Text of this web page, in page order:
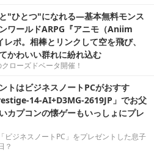
"ひとつ"になれる―基本無料モンス
ワールドARPG『アニモ（Aniim
ポ。相棒とリンクして空を飛び、
かわいい群れに紛れ込む
ローズドベータ開催！
トはビジネスノートPCがおすす
14-AI+D3MG-2619JP」でお父
カプコンの懐ゲーもいっしょにプレ
ビジネスノートPC」をプレゼントした息子
？